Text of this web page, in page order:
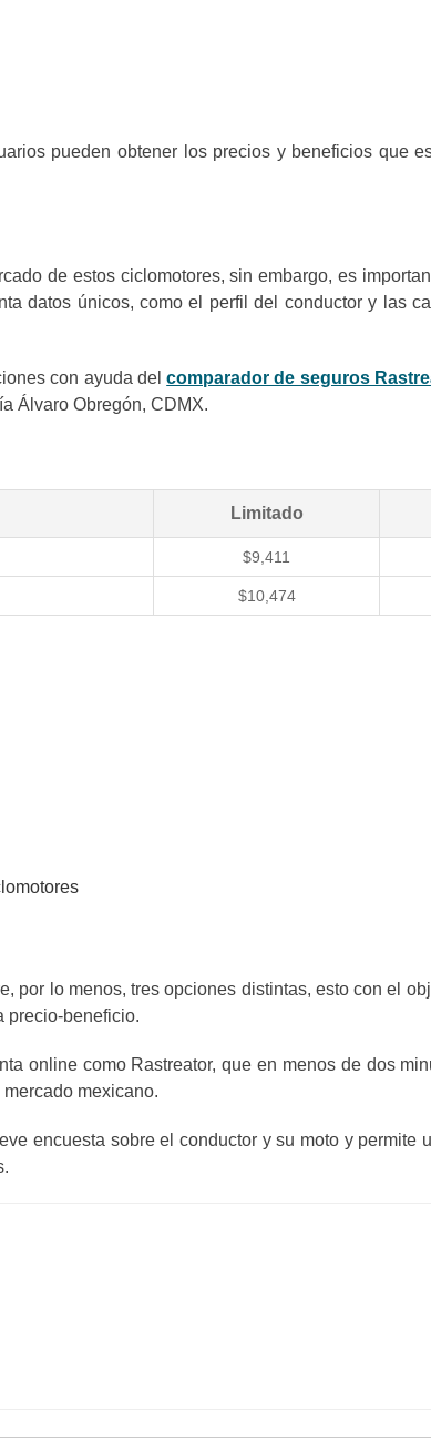
pueden obtener los precios y beneficios que
de estos ciclomotores, sin embargo, es
datos únicos, como el perfil del conductor y las
con ayuda delcomparador de seguros
Álvaro Obregón, CDMX.
Limitado
$9,411
$10,474
por lo menos, tres opciones distintas, esto con el
precio-beneficio.
online como Rastreator, que en menos de dos
mexicano.
encuesta sobre el conductor y su moto y permite